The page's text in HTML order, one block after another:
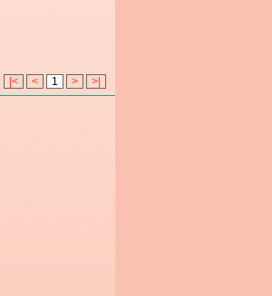
|< < 1 > >|